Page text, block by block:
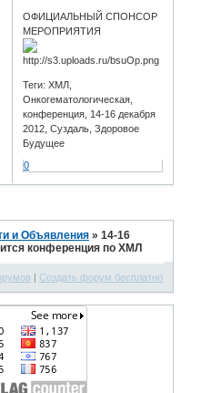
ОФИЦИАЛЬНЫЙ СПОНСОР
МЕРОПРИЯТИЯ
Теги: ХМЛ,
Онкогематологическая,
конференция, 14-16 декабря
2012, Суздаль, Здоровое
Будущее
0
и Объявления »14-16
конференция по ХМЛ
| Создать форум бесплатно